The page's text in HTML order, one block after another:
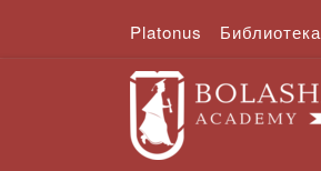
Перейти к содержимому
Platonus Библиотека